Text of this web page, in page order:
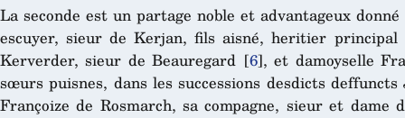
La seconde est un partage noble et advantageux
escuyer, sieur de Kerjan, fils aisné, heritier
Kerverder, sieur de Beauregard [6], et damoyselle
sœurs puisnes, dans les successions desdicts
Françoize de Rosmarch, sa compagne, sieur et